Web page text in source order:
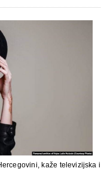
kaže televizijska i